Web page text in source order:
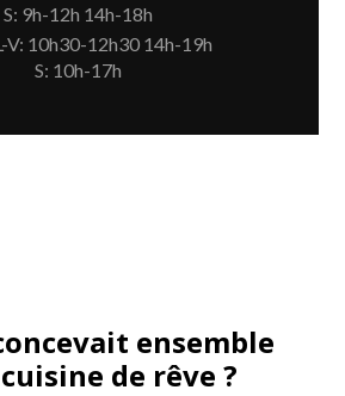
S: 9h-12h 14h-18h
V: 10h30-12h30 14h-19h
S: 10h-17h
ensemble
de rêve ?